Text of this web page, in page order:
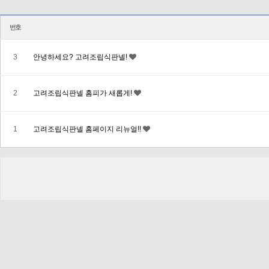
번호
3 안녕하세요? 고려조립식판넬!
2 고려조립식판넬 홈피가 새롭게!
1 고려조립식판넬 홈페이지 리뉴얼!!